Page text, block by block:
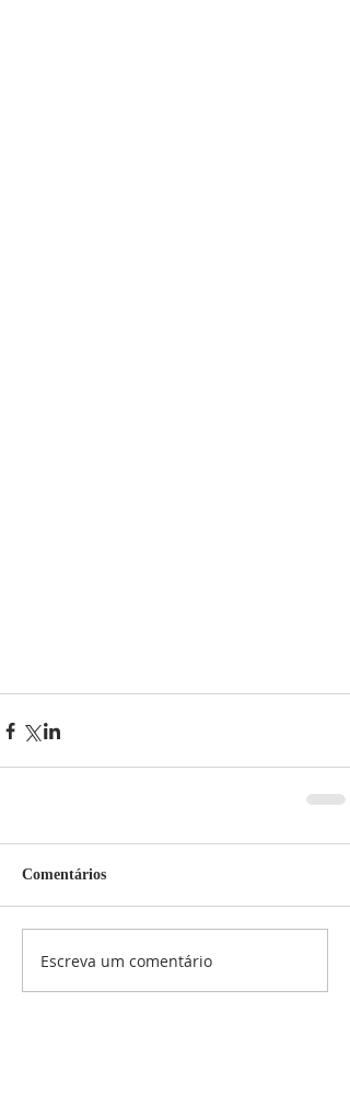
Comentários
Escreva um comentário